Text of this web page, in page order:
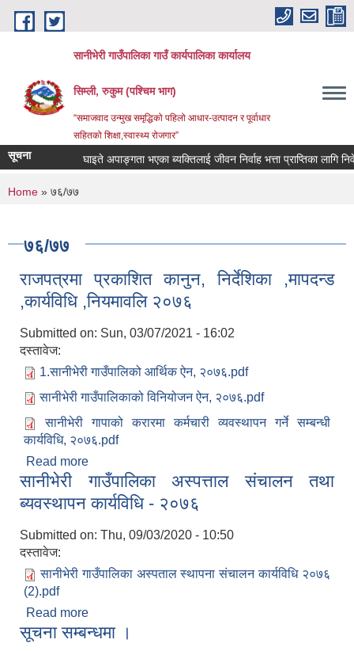
Skip to main content
सानीभेरी गाउँपालिका गाउँ कार्यपालिका कार्यालय
सिम्ली, रुकुम (पश्चिम भाग)
“समाजवाद उन्मुख समृद्धिको पहिलो आधार-उत्पादन र पूर्वाधार
सहितको शिक्षा,स्वास्थ्य रोजगार”
सूचना घाइते अपाङ्गता भएका ब्यक्तिलाई जीवन निर्वाह भत्ता प्राप्तिका लागि निवेदन
You are here
Home » ७६/७७
७६/७७
राजपत्रमा प्रकाशित कानुन, निर्देशिका ,मापदन्ड
,कार्यविधि ,नियमावलि २०७६
Submitted on: Sun, 03/07/2021 - 16:02
दस्तावेज:
1.सानीभेरी गाउँपालिको आर्थिक ऐन, २०७६.pdf
सानीभेरी गाउँपालिकाको विनियोजन ऐन, २०७६.pdf
सानीभेरी गापाको करारमा कर्मचारी व्यवस्थापन गर्ने सम्बन्धी
कार्यविधि, २०७६.pdf
Read more
,कार्यविधि ,नियमावलि २०७६
सानीभेरी गाउँपालिका अस्पत्ताल संचालन तथा
ब्यवस्थापन कार्यविधि - २०७६
Submitted on: Thu, 09/03/2020 - 10:50
दस्तावेज:
सानीभेरी गाउँपालिका अस्पताल स्थापना संचालन कार्यविधि २०७६
(2).pdf
Read more
ब्यवस्थापन कार्यविधि - २०७६
सूचना सम्बन्धमा ।